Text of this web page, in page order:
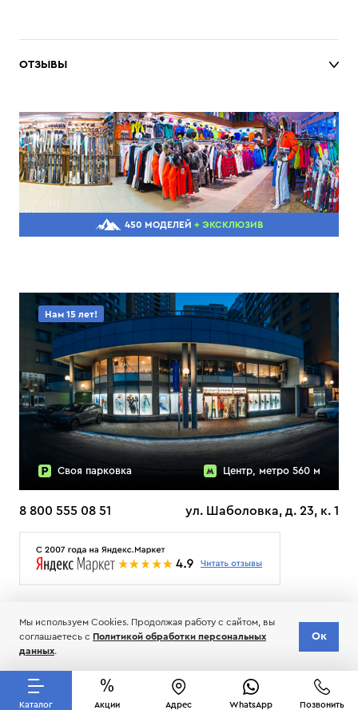
ОТЗЫВЫ
450 МОДЕЛЕЙ + ЭКСКЛЮЗИВ
Нам 15 лет!
Своя парковка Центр, метро 560 м
8 800 555 08 51 ул. Шаболовка, д. 23, к. 1
© 2006-2026 Пределанет
Каталог Акции Адрес WhatsApp Позвонить
Мы используем Cookies. Продолжая работу с сайтом, вы
соглашаетесь с Политикой обработки персональных
данных.
Ок